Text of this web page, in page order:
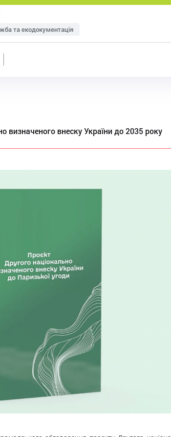
та екодокументація
визначеного внеску України до 2035 року